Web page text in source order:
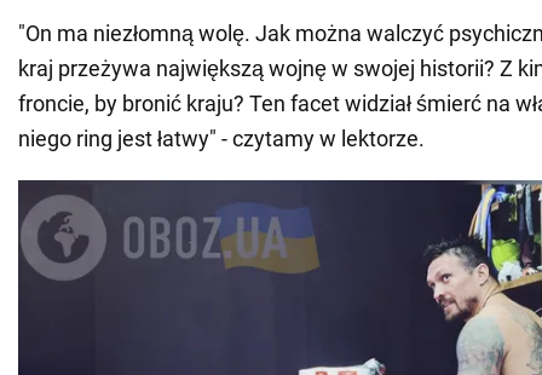
"On ma niezłomną wolę. Jak można walczyć
kraj przeżywa największą wojnę w swojej historii? Z
froncie, by bronić kraju? Ten facet widział śmierć na
niego ring jest łatwy" - czytamy w lektorze.